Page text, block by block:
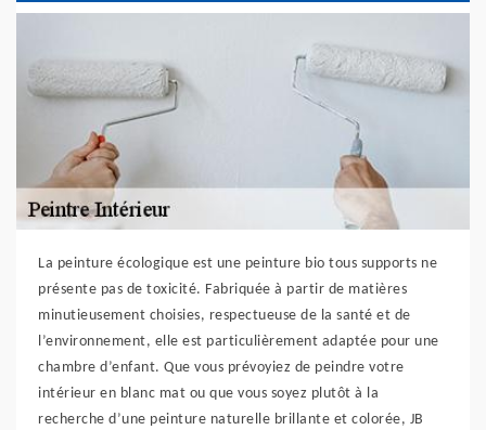
La peinture écologique est une peinture bio tous supports ne
présente pas de toxicité. Fabriquée à partir de matières
minutieusement choisies, respectueuse de la santé et de
l’environnement, elle est particulièrement adaptée pour une
chambre d’enfant. Que vous prévoyiez de peindre votre
intérieur en blanc mat ou que vous soyez plutôt à la
recherche d’une peinture naturelle brillante et colorée, JB